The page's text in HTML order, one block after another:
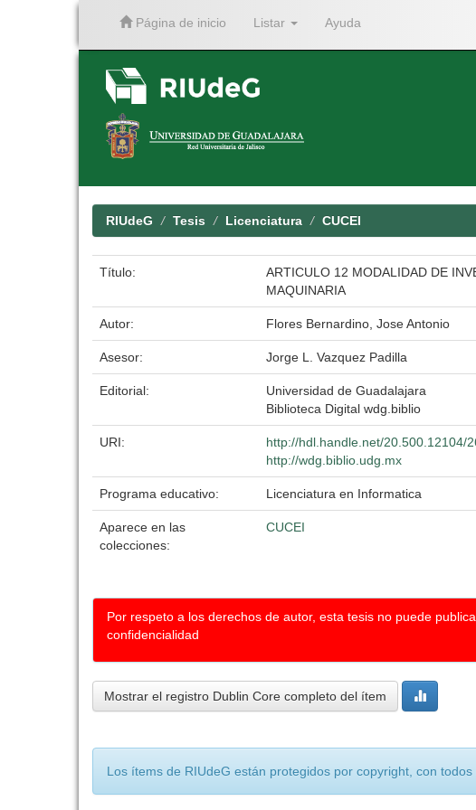
Página de inicio Listar Ayuda
RIUdeG Tesis Licenciatura CUCEI
Título:
ARTICULO 12 MODALIDAD DE
MAQUINARIA
Autor: Flores Bernardino, Jose Antonio
Asesor: Jorge L. Vazquez Padilla
Editorial:
Universidad de Guadalajara
Biblioteca Digital wdg.biblio
URI:
http://hdl.handle.net/20.500.12104/
http://wdg.biblio.udg.mx
Programa educativo: Licenciatura en Informatica
Aparece en las
colecciones:
CUCEI
Por respeto a los derechos de autor, esta tesis no puede
confidencialidad
Mostrar el registro Dublin Core completo del ítem
Los ítems de RIUdeG están protegidos por copyright, con